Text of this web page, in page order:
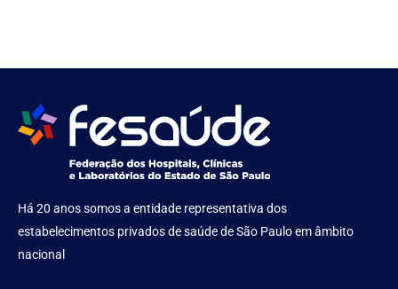
Há 20 anos somos a entidade representativa dos
estabelecimentos privados de saúde de São Paulo em âmbito
nacional